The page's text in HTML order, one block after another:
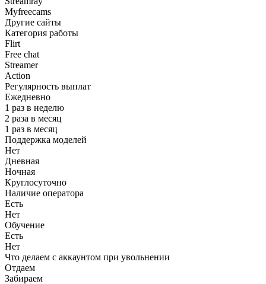
Myfreecams
Другие сайты
Категория работы
Flirt
Free chat
Streamer
Action
Регулярность выплат
Ежедневно
1 раз в неделю
2 раза в месяц
1 раз в месяц
Поддержка моделей
Нет
Дневная
Ночная
Круглосуточно
Наличие оператора
Есть
Нет
Обучение
Есть
Нет
Что делаем с аккаунтом при увольнении
Отдаем
Забираем